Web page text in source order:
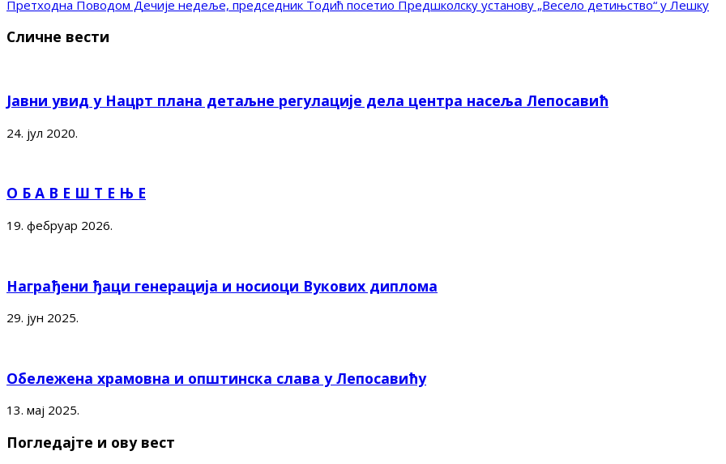
Претходна Поводом Дечије недеље, председник Тодић посетио Предшколску установу „Весело детињство“ у Лешку
Сличне вести
Јавни увид у Нацрт плана детаљне регулације дела центра насеља Лепосавић
24. јул 2020.
О Б А В Е Ш Т Е Њ Е
19. фебруар 2026.
Награђени ђаци генерација и носиоци Вукових диплома
29. јун 2025.
Обележена храмовна и општинска слава у Лепосавићу
13. мај 2025.
Погледајте и ову вест